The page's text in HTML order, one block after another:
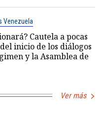
Venezuela
Cautela a pocas
inicio de los diálogos
y la Asamblea de
Ver más